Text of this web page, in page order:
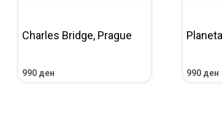
Charles Bridge, Prague
990 ден 990 ден